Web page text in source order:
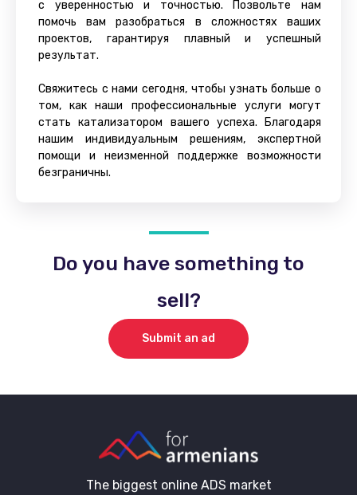
с уверенностью и точностью. Позвольте нам
помочь вам разобраться в сложностях ваших
проектов, гарантируя плавный и успешный
результат.
Свяжитесь с нами сегодня, чтобы узнать больше о
том, как наши профессиональные услуги могут
стать катализатором вашего успеха. Благодаря
нашим индивидуальным решениям, экспертной
помощи и неизменной поддержке возможности
безграничны.
Do you have something to
sell?
Submit an ad
The biggest online ADS market